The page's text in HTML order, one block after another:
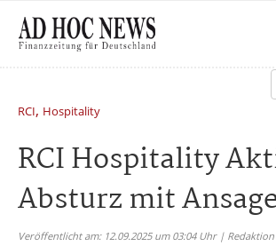
RCI, Hospitality
RCI Hospitality
Absturz mit
Veröffentlicht am: 12.09.2025 um 03:04 Uhr |